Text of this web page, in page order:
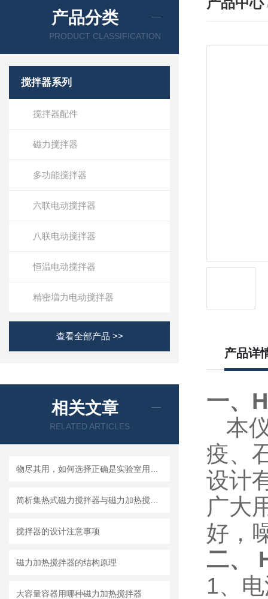
产品分类
PRODUCT CLASSIFICATION
搅拌器系列
搅拌器配件
磁力搅拌器
多功能搅拌器
六联电动搅拌器
八联电动搅拌器
恒温电动搅拌器
精密増力电动搅拌器
查看全部产品 >>
相关文章
RELATED ARTICLES
搅拌器的设计注意事项
磁力加热搅拌器的结构原理
大容量容器用哪种磁力加热搅拌器
产品详
一、
本
疫、
设计
广大
好，
二、
1、